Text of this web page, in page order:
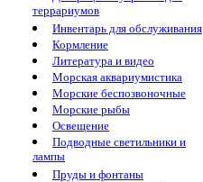
террариумов
Инвентарь для обслуживания
Кормление
Литература и видео
Морская аквариумистика
Морские беспозвоночные
Морские рыбы
Освещение
Подводные светильники и
лампы
Пруды и фонтаны